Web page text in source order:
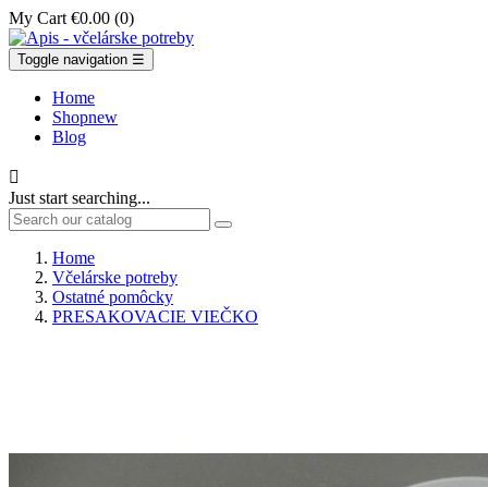
My Cart €0.00 (0)
Toggle navigation ☰
Home
Shopnew
Blog

Just start searching...
Home
Včelárske potreby
Ostatné pomôcky
PRESAKOVACIE VIEČKO